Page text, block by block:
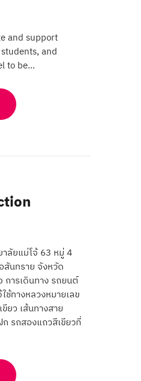
and support
and
to be…
ลัยแม่โจ้ 63 หมู่ 4
สันทราย จังหวัด
การเดินทาง รถยนต์
ช้ทางหลวงหมายเลข
ยว เส้นทางสาย
รถสองแถวสีเขียวที่